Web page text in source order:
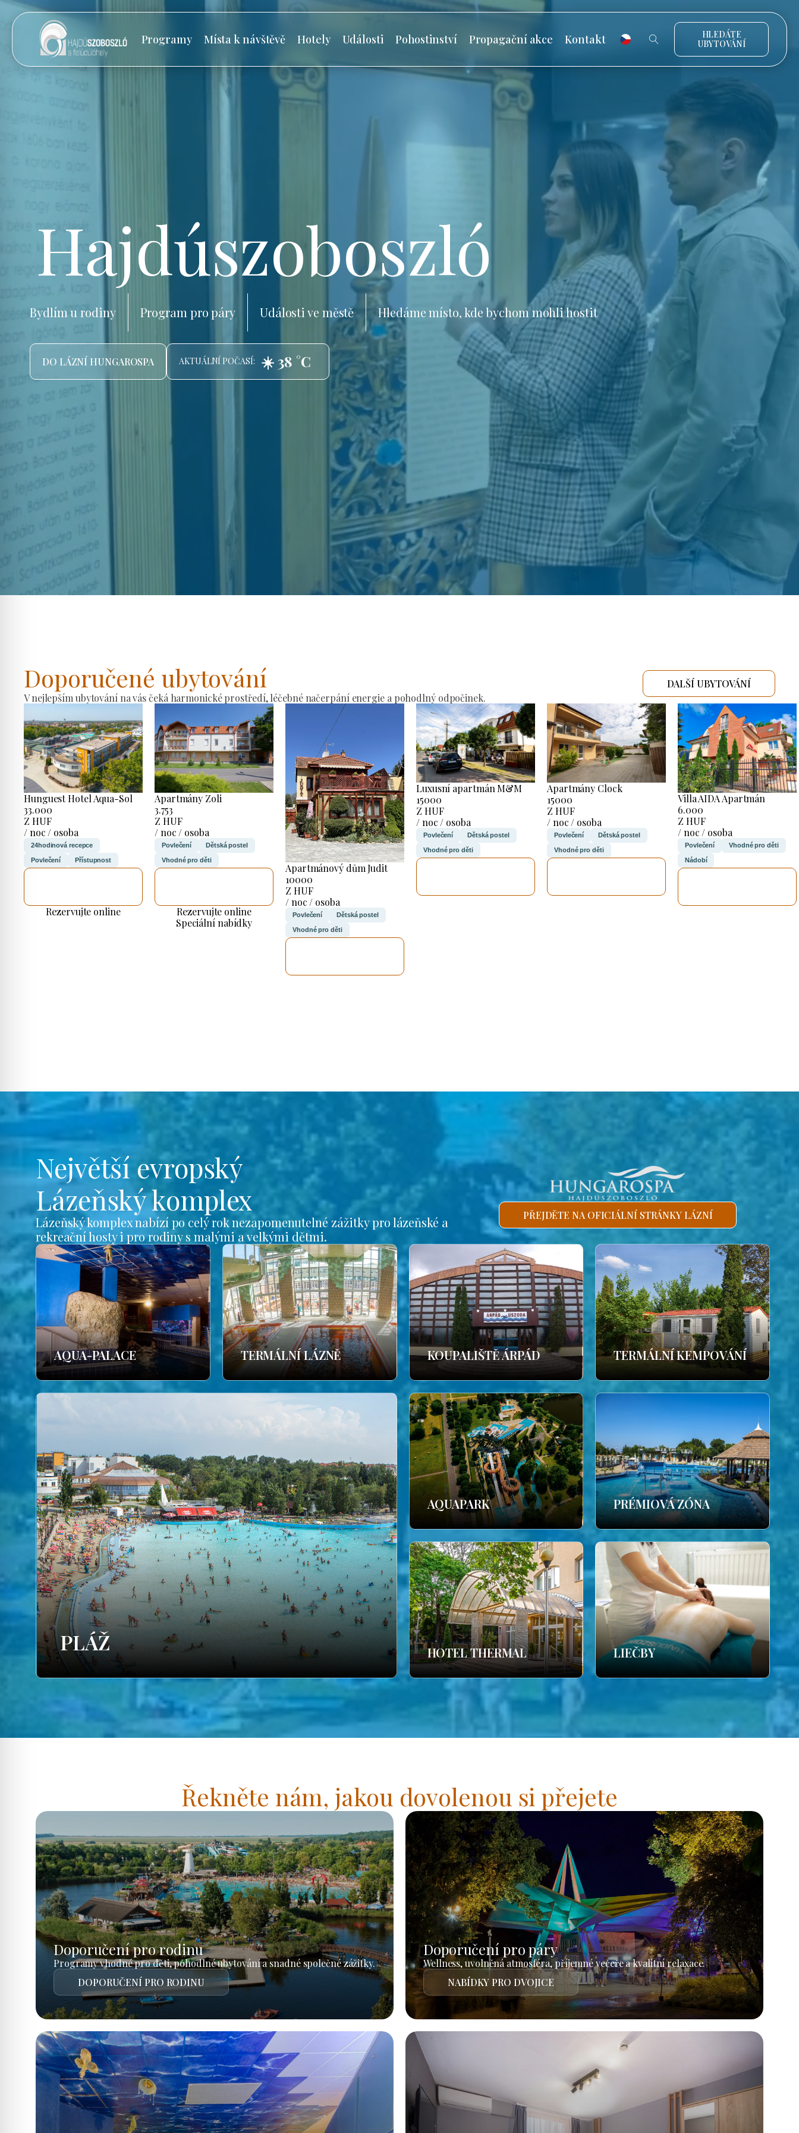
Programy Místa k návštěvě Hotely Události Pohostinství Propagační akce Kontakt
HLEDÁTE
UBYTOVÁNÍ
Hajdúszoboszló
Bydlím u rodiny Program pro páry Události ve městě Hledáme místo, kde bychom mohli hostit
DO LÁZNÍ HUNGAROSPA AKTUÁLNÍ POČASÍ: ☀️ 38 °C
Doporučené ubytování
V nejlepším ubytování na vás čeká harmonické prostředí, léčebné načerpání energie a pohodlný odpočinek.
DALŠÍ UBYTOVÁNÍ
Hunguest Hotel Aqua-Sol
33.000
Z HUF
/ noc / osoba
24hodinová recepce
Povlečení Přístupnost
Rezervujte online
Apartmány Zoli
3.753
Z HUF
/ noc / osoba
Povlečení Dětská postel
Vhodné pro děti
Rezervujte online
Speciální nabídky
Apartmánový dům Judit
10000
Z HUF
/ noc / osoba
Povlečení Dětská postel
Vhodné pro děti
Luxusní apartmán M&M
15000
Z HUF
/ noc / osoba
Povlečení Dětská postel
Vhodné pro děti
Apartmány Clock
15000
Z HUF
/ noc / osoba
Povlečení Dětská postel
Vhodné pro děti
Villa AIDA Apartmán
6.000
Z HUF
/ noc / osoba
Povlečení Vhodné pro děti
Nádobí
Největší evropský
Lázeňský komplex
Lázeňský komplex nabízí po celý rok nezapomenutelné zážitky pro lázeňské a
rekreační hosty i pro rodiny s malými a velkými dětmi.
PŘEJDĚTE NA OFICIÁLNÍ STRÁNKY LÁZNÍ
AQUA-PALACE TERMÁLNÍ LÁZNĚ KOUPALIŠTĚ ÁRPÁD TERMÁLNÍ KEMPOVÁNÍ
PLÁŽ
AQUAPARK PRÉMIOVÁ ZÓNA
HOTEL THERMAL LIEČBY
Řekněte nám, jakou dovolenou si přejete
Doporučení pro rodinu
Programy vhodné pro děti, pohodlné ubytování a snadné společné zážitky.
DOPORUČENÍ PRO RODINU
Doporučení pro páry
Wellness, uvolněná atmosféra, příjemné večeře a kvalitní relaxace.
NABÍDKY PRO DVOJICE